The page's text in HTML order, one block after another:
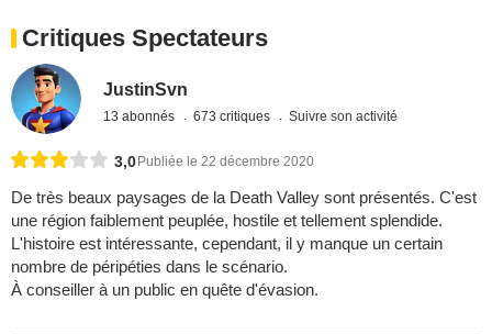
Critiques Spectateurs
JustinSvn
13 abonnés 673 critiques Suivre son activité
3,0 Publiée le 22 décembre 2020
De très beaux paysages de la Death Valley sont présentés. C'est
une région faiblement peuplée, hostile et tellement splendide.
L'histoire est intéressante, cependant, il y manque un certain
nombre de péripéties dans le scénario.
À conseiller à un public en quête d'évasion.